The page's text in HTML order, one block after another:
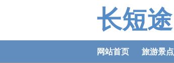
长短途
网站首页 旅游景点